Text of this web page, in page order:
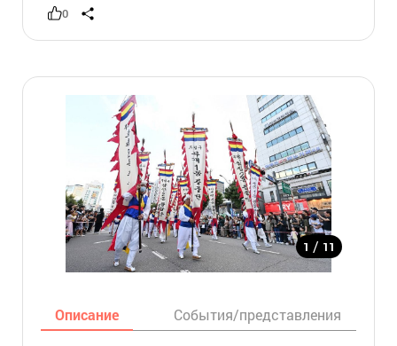
0
1 / 11
Описание События/представления